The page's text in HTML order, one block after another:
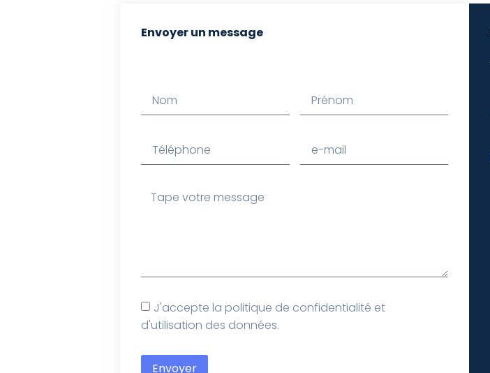
Envoyer un message
J'accepte la politique de confidentialité et
d'utilisation des données.
Envoyer